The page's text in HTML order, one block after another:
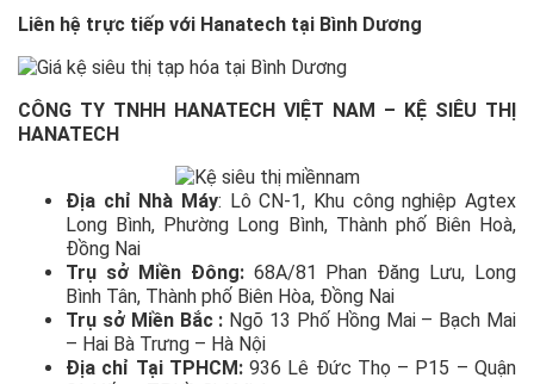
Liên hệ trực tiếp với Hanatech tại Bình Dương
CÔNG TY TNHH HANATECH VIỆT NAM – KỆ SIÊU THỊ
HANATECH
Địa chỉ Nhà Máy: Lô CN-1, Khu công nghiệp Agtex
Long Bình, Phường Long Bình, Thành phố Biên Hoà,
Đồng Nai
Trụ sở Miền Đông:68A/81 Phan Đăng Lưu, Long
Bình Tân, Thành phố Biên Hòa, Đồng Nai
Trụ sở Miền Bắc : Ngõ 13 Phố Hồng Mai – Bạch Mai
– Hai Bà Trưng – Hà Nội
Địa chỉ Tại TPHCM:936 Lê Đức Thọ – P15 – Quận